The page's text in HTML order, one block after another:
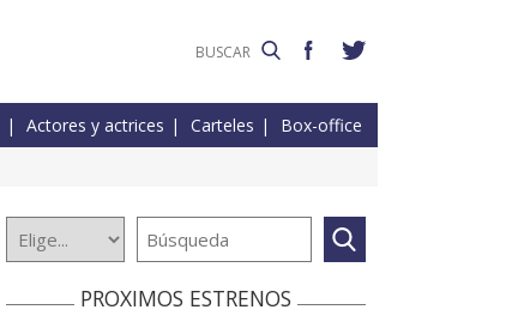
Actores y actrices Carteles Box-office
PROXIMOS ESTRENOS